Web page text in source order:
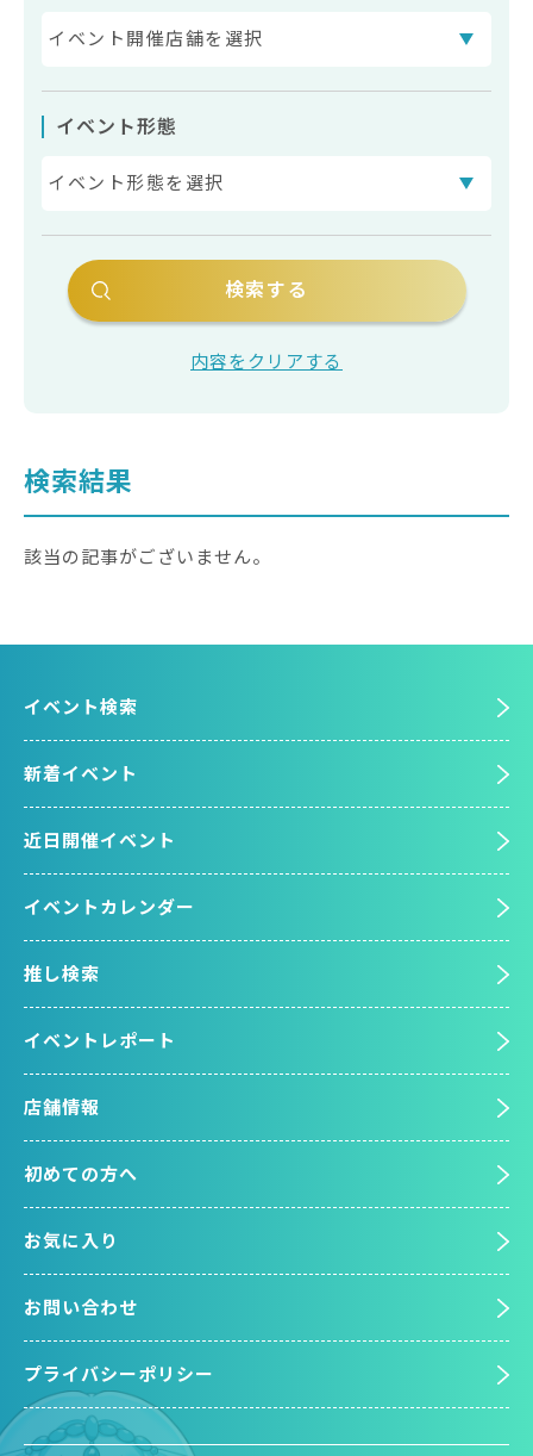
イベント形態
内容をクリアする
検索結果
該当の記事がございません。
イベント検索
新着イベント
近日開催イベント
イベントカレンダー
推し検索
イベントレポート
店舗情報
初めての方へ
お気に入り
お問い合わせ
プライバシーポリシー